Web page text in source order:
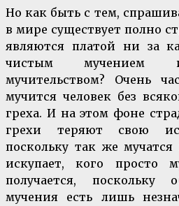
Но как быть с тем,
в мире существует полно
являются платой ни за
чистым мучением
мучительством? Очень
мучится человек без
греха. И на этом фоне
грехи теряют свою
поскольку так же
искупает, кого просто
получается, поскольку
мучения есть лишь